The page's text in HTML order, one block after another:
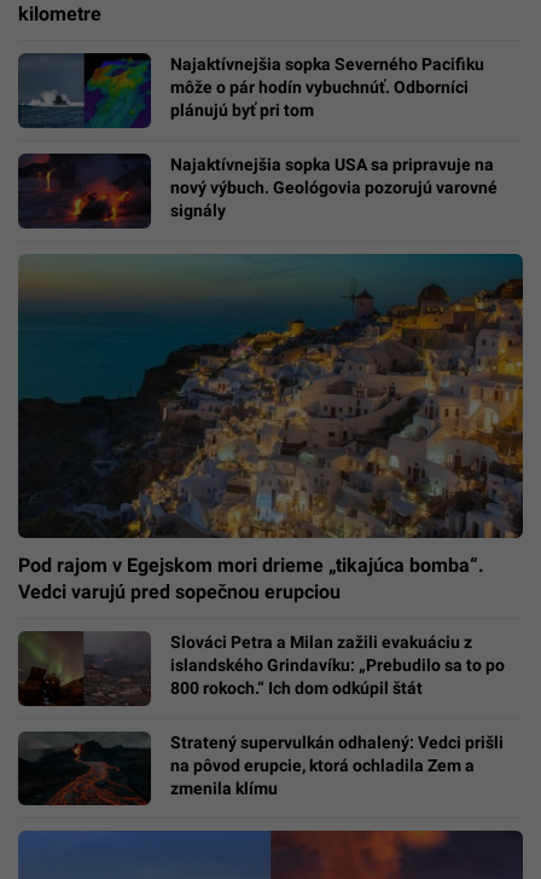
kilometre
Najaktívnejšia sopka Severného Pacifiku
môže o pár hodín vybuchnúť. Odborníci
plánujú byť pri tom
Najaktívnejšia sopka USA sa pripravuje na
nový výbuch. Geológovia pozorujú varovné
signály
Pod rajom v Egejskom mori drieme „tikajúca bomba“.
Vedci varujú pred sopečnou erupciou
Slováci Petra a Milan zažili evakuáciu z
islandského Grindavíku: „Prebudilo sa to po
800 rokoch.“ Ich dom odkúpil štát
Stratený supervulkán odhalený: Vedci prišli
na pôvod erupcie, ktorá ochladila Zem a
zmenila klímu